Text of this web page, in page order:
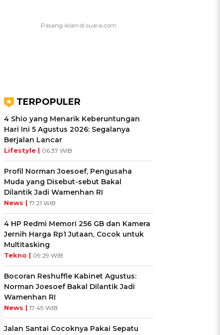
TERPOPULER
4 Shio yang Menarik Keberuntungan
Hari Ini 5 Agustus 2026: Segalanya
Berjalan Lancar
Lifestyle | 06:37 WIB
Profil Norman Joesoef, Pengusaha
Muda yang Disebut-sebut Bakal
Dilantik Jadi Wamenhan RI
News | 17:21 WIB
4 HP Redmi Memori 256 GB dan Kamera
Jernih Harga Rp1 Jutaan, Cocok untuk
Multitasking
Tekno | 09:29 WIB
Bocoran Reshuffle Kabinet Agustus:
Norman Joesoef Bakal Dilantik Jadi
Wamenhan RI
News | 17:49 WIB
Jalan Santai Cocoknya Pakai Sepatu